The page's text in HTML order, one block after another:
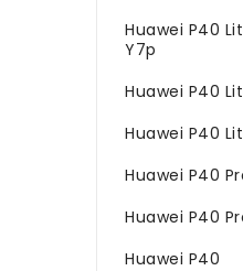
Huawei P40
Y7p
Huawei P40
Huawei P40
Huawei P40
Huawei P40
Huawei P40